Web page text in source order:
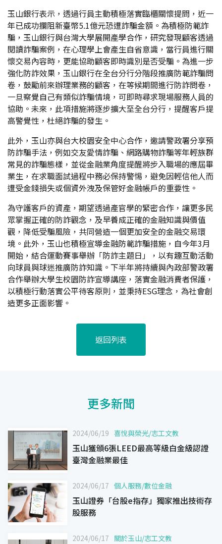
玉山銀行表示，透過行員主動積極落實臨櫃關懷提問，近一
年已成功攔阻新臺幣5.1億元恐遭詐騙金額。為積極防範詐
騙，玉山銀行與台灣大學展開產學合作，研究發現顧客透過
閱讀詐騙案例，在心理學上會產生自省意識，當行員進行關
懷交易內容時，更能協助顧客即時識別是否受騙。為進一步
強化防詐效果，玉山銀行在全台分行分階段推廣防範詐騙問
卷，鼓勵前來辦理業務的顧客，在等候期間進行防詐問卷，
一旦察覺自己有類似詐騙情境，可即時尋求現場服務人員的
協助。未來，此項措施將逐步擴大至全台分行，提醒客戶提
高警覺性，杜絕詐騙的發生。
此外，玉山亦與台大校園安全中心合作，邀請警政署分享預
防詐騙手法，例如交友愛情詐騙、網路購物詐騙等年輕族群
常見的詐騙態樣，並從金融業角度提醒將步入職場的應屆畢
業生，在求職面試過程中務必保持警惕，避免因輕信他人而
遭受金錢損失或個資外洩及保管好金融帳戶的重要性。
為守護客戶的資產，期望透過產官學的緊密合作，讓更多民
眾掌握正確的防詐觀念，及早養成正確的金融知識與價值
觀，降低受騙風險，共同營造一個更加安全的金融交易環
境。此外，玉山也積極宣導金融防範詐騙措施，自今年3月
開始，結合運動賽事舉辦「防詐主題日」，以有趣互動活動
向球員與球迷推廣防詐知識。下半年將持續與內政部警政署
合作舉辦大學生校園防詐宣導講座，落實金融消費者保護，
以積極行動落實公平待客原則，並秉持ESG理念，為社會創
造更多正面影響。
返回列表
更多新聞
2024/06/19 喜悅與榮光/志工文教
玉山獲頒6張LEED最高等級白金級認證
臺灣金融業最佳
2024/06/17 個人服務/數位金融
玉山證券「台股e指存」獨家推出技術存
股服務
2024/06/17 關於玉山/志工文教